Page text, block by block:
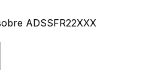
ADSSFR22XXX